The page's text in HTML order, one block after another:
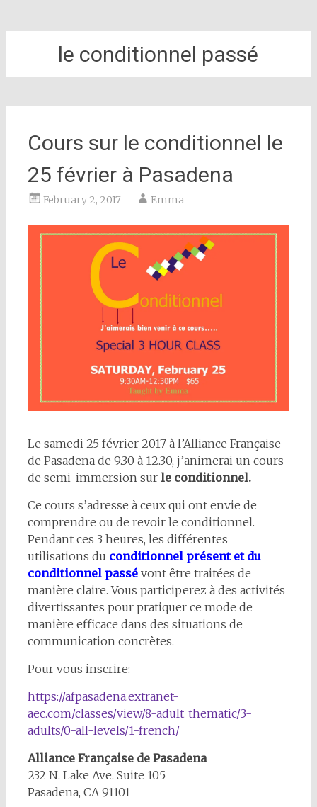
le conditionnel passé
Cours sur le conditionnel le
25 février à Pasadena
February 2, 2017 Emma
Le samedi 25 février 2017 à l’Alliance Française
de Pasadena de 9.30 à 12.30, j’animerai un cours
de semi-immersion sur le conditionnel.
Ce cours s’adresse à ceux qui ont envie de
comprendre ou de revoir le conditionnel.
Pendant ces 3 heures, les différentes
utilisations du conditionnel présent et du
conditionnel passé vont être traitées de
manière claire. Vous participerez à des activités
divertissantes pour pratiquer ce mode de
manière efficace dans des situations de
communication concrètes.
Pour vous inscrire:
https://afpasadena.extranet-
aec.com/classes/view/8-adult_thematic/3-
adults/0-all-levels/1-french/
Alliance Française de Pasadena
232 N. Lake Ave. Suite 105
Pasadena, CA 91101